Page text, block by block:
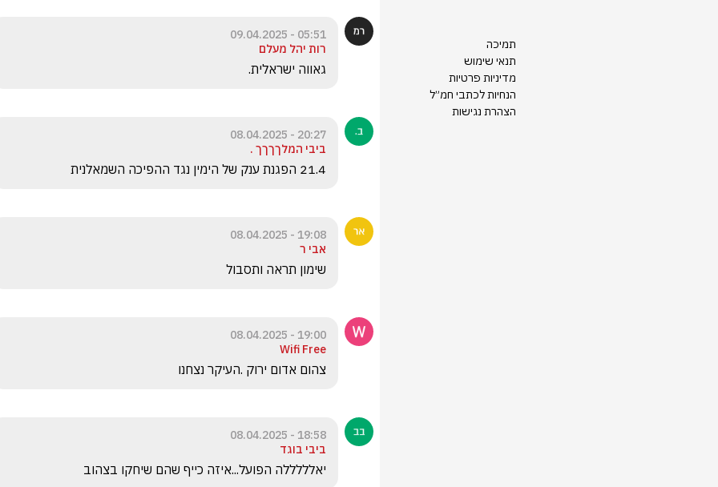
תמיכה
תנאי שימוש
מדיניות פרטיות
הנחיות לכתבי חמ״ל
הצהרת נגישות
05:51 - 09.04.2025
רות יהל מעלם
גאווה ישראלית.
20:27 - 08.04.2025
ביבי המלךךךך .
21.4 הפגנת ענק של הימין נגד ההפיכה השמאלנית
19:08 - 08.04.2025
אבי ר
שימון תראה ותסבול
19:00 - 08.04.2025
Wifi Free
צהום אדום ירוק .העיקר נצחנו
18:58 - 08.04.2025
ביבי בוגד
יאלללללה הפועל...איזה כייף שהם שיחקו בצהוב